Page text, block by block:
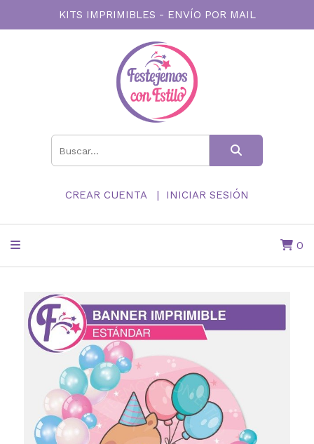
KITS IMPRIMIBLES - ENVÍO POR MAIL
CREAR CUENTA INICIAR SESIÓN
0